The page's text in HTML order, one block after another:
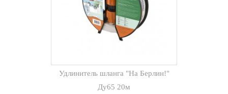
Удлинитель шланга "На Берлин!"
Ду65 20м